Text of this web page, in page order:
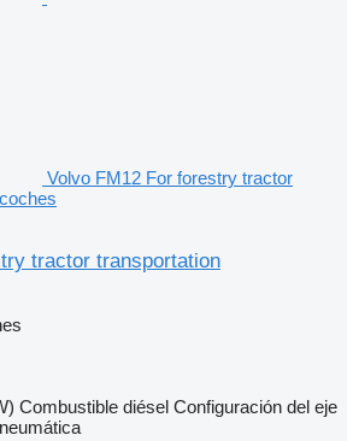
Volvo FM12 For forestry tractor
tractor transportation
Combustible diésel Configuración del eje